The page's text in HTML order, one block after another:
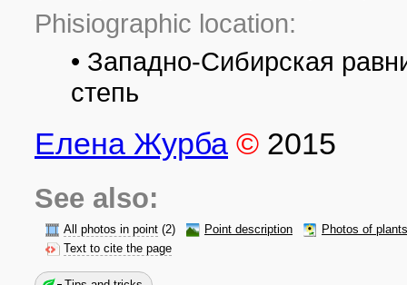
Phisiographic location:
• Западно-Сибирская
степь
Елена Журба © 2015
See also:
All photos in point (2) Point description
Photos of
Text to cite the page